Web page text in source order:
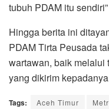
tubuh PDAM itu
Hingga berita ini
PDAM Tirta Peusada
wartawan, baik melalui
yang dikirim
Tags: Aceh Timur